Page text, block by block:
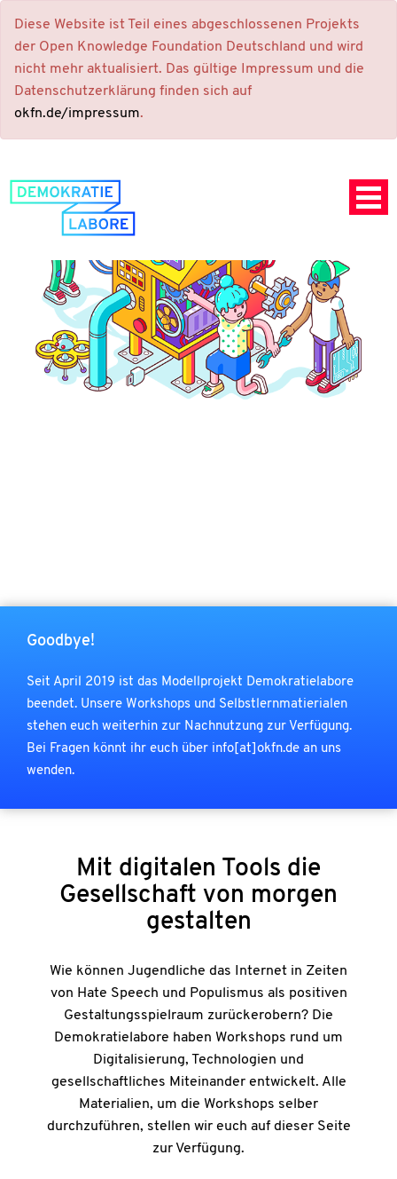
Diese Website ist Teil eines abgeschlossenen Projekts
der Open Knowledge Foundation Deutschland und wird
nicht mehr aktualisiert. Das gültige Impressum und die
Datenschutzerklärung finden sich auf
okfn.de/impressum.
Goodbye!
Seit April 2019 ist das Modellprojekt Demokratielabore
beendet. Unsere Workshops und Selbstlernmatierialen
stehen euch weiterhin zur Nachnutzung zur Verfügung.
Bei Fragen könnt ihr euch über info[at]okfn.de an uns
wenden.
Mit digitalen Tools die
Gesellschaft von morgen
gestalten
Wie können Jugendliche das Internet in Zeiten
von Hate Speech und Populismus als positiven
Gestaltungsspielraum zurückerobern? Die
Demokratielabore haben Workshops rund um
Digitalisierung, Technologien und
gesellschaftliches Miteinander entwickelt. Alle
Materialien, um die Workshops selber
durchzuführen, stellen wir euch auf dieser Seite
zur Verfügung.